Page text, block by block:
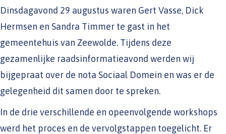
Dinsdagavond 29 augustus waren Gert Vasse, Dick
Hermsen en Sandra Timmer te gast in het
gemeentehuis van Zeewolde. Tijdens deze
gezamenlijke raadsinformatieavond werden wij
bijgepraat over de nota Sociaal Domein en was er de
gelegenheid dit samen door te spreken.
In de drie verschillende en opeenvolgende workshops
werd het proces en de vervolgstappen toegelicht. Er